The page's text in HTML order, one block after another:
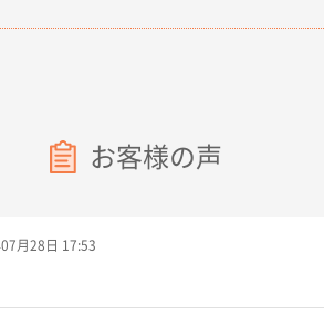
お客様の声
月28日 17:53